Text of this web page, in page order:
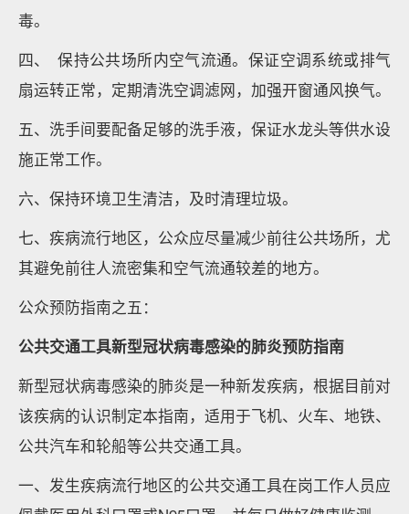
毒。
四、 保持公共场所内空气流通。保证空调系统或排气
扇运转正常，定期清洗空调滤网，加强开窗通风换气。
五、洗手间要配备足够的洗手液，保证水龙头等供水设
施正常工作。
六、保持环境卫生清洁，及时清理垃圾。
七、疾病流行地区，公众应尽量减少前往公共场所，尤
其避免前往人流密集和空气流通较差的地方。
公众预防指南之五：
公共交通工具新型冠状病毒感染的肺炎预防指南
新型冠状病毒感染的肺炎是一种新发疾病，根据目前对
该疾病的认识制定本指南，适用于飞机、火车、地铁、
公共汽车和轮船等公共交通工具。
一、发生疾病流行地区的公共交通工具在岗工作人员应